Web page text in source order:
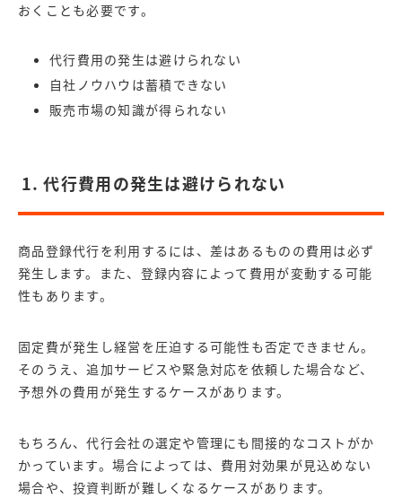
おくことも必要です。
代行費用の発生は避けられない
自社ノウハウは蓄積できない
販売市場の知識が得られない
1. 代行費用の発生は避けられない
商品登録代行を利用するには、差はあるものの費用は必ず
発生します。また、登録内容によって費用が変動する可能
性もあります。
固定費が発生し経営を圧迫する可能性も否定できません。
そのうえ、追加サービスや緊急対応を依頼した場合など、
予想外の費用が発生するケースがあります。
もちろん、代行会社の選定や管理にも間接的なコストがか
かっています。場合によっては、費用対効果が見込めない
場合や、投資判断が難しくなるケースがあります。